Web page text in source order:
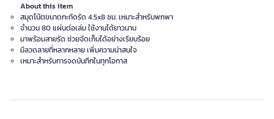
About this item
สมุดโน้ตขนาดกะทัดรัด 4.5x8 ซม. เหมาะสำหรับพกพา
จำนวน 80 แผ่นต่อเล่ม ใช้งานได้ยาวนาน
มาพร้อมสายรัด ช่วยจัดเก็บได้อย่างเรียบร้อย
มีลวดลายที่หลากหลาย เพิ่มความน่าสนใจ
เหมาะสำหรับการจดบันทึกในทุกโอกาส